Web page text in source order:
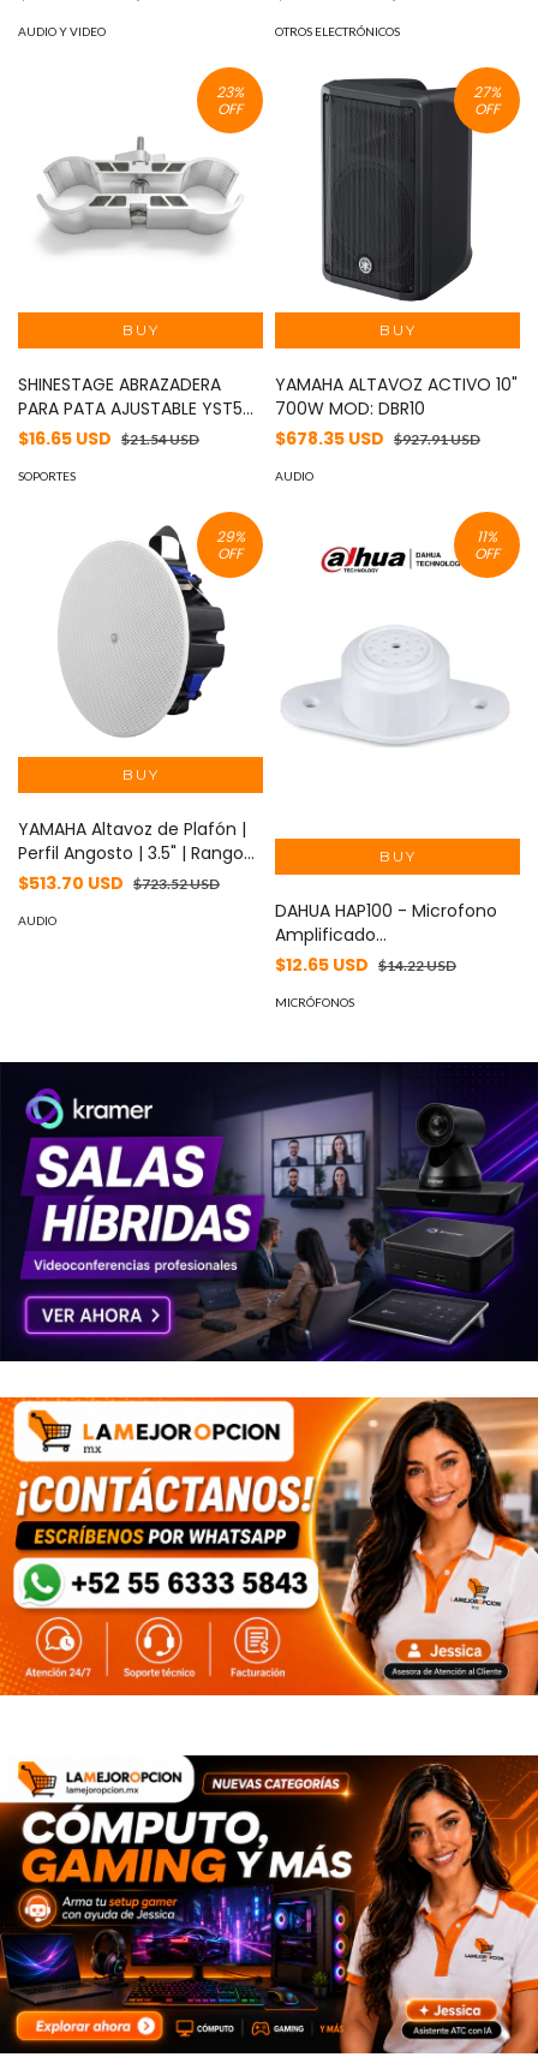
DL226448W
AUDIO Y VIDEO
LP210*210M66NB730W
OTROS ELECTRÓNICOS
23%
OFF
SHINESTAGE ABRAZADERA
PARA PATA AJUSTABLE YST5
MOD: YSTH-1
$16.65 USD $21.54 USD
SOPORTES
27%
OFF
YAMAHA ALTAVOZ ACTIVO 10"
700W MOD: DBR10
$678.35 USD $927.91 USD
AUDIO
29%
OFF
YAMAHA Altavoz de Plafón |
Perfil Angosto | 3.5" | Rango
Completo | 8 Ohms |
VXC3FW
$513.70 USD $723.52 USD
AUDIO
11%
OFF
DAHUA HAP100 - Microfono
Amplificado
Omnidireccional/ Alcance
Rango Dinamico 104 dB/
$12.65 USD $14.22 USD
MICRÓFONOS